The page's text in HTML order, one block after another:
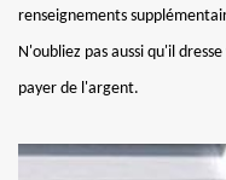
renseignements
N'oubliez pas aussi qu'il
payer de l'argent.